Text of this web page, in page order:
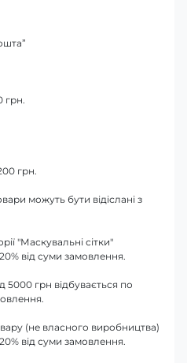
грн.
грн.
можуть бути відіслані з
"Маскувальні сітки"
від суми замовлення.
5000 грн відбувається по
(не власного виробництва)
від суми замовлення.